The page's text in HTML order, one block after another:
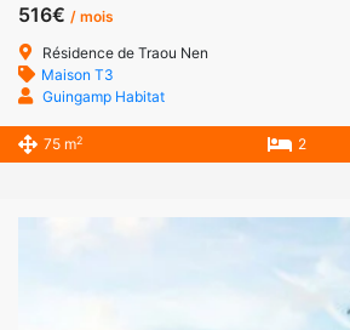
516€ / mois
Résidence de Traou Nen
Maison T3
Guingamp Habitat
75 m2 2